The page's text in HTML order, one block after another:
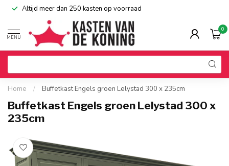
Altijd meer dan 250 kasten op voorraad
MENU
0
Home / Buffetkast Engels groen Lelystad 300 x 235cm
Buffetkast Engels groen Lelystad 300 x
235cm